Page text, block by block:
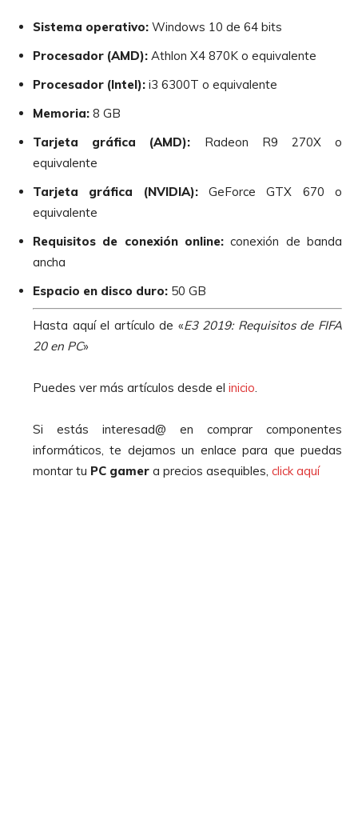
Sistema operativo: Windows 10 de 64 bits
Procesador (AMD): Athlon X4 870K o equivalente
Procesador (Intel): i3 6300T o equivalente
Memoria: 8 GB
Tarjeta gráfica (AMD): Radeon R9 270X o
equivalente
Tarjeta gráfica (NVIDIA):GeForce GTX 670 o
equivalente
Requisitos de conexión online: conexión de banda
ancha
Espacio en disco duro: 50 GB
Hasta aquí el artículo de «E3 2019: Requisitos de FIFA
20 en PC»
Puedes ver más artículos desde el inicio.
Si estás interesad@ en comprar componentes
informáticos, te dejamos un enlace para que puedas
montar tu PC gamer a precios asequibles, click aquí